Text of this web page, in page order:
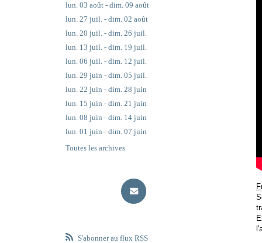
lun. 03 août - dim. 09 août
lun. 27 juil. - dim. 02 août
lun. 20 juil. - dim. 26 juil.
lun. 13 juil. - dim. 19 juil.
lun. 06 juil. - dim. 12 juil.
lun. 29 juin - dim. 05 juil.
lun. 22 juin - dim. 28 juin
lun. 15 juin - dim. 21 juin
lun. 08 juin - dim. 14 juin
lun. 01 juin - dim. 07 juin
Toutes les archives
S'abonner au flux RSS